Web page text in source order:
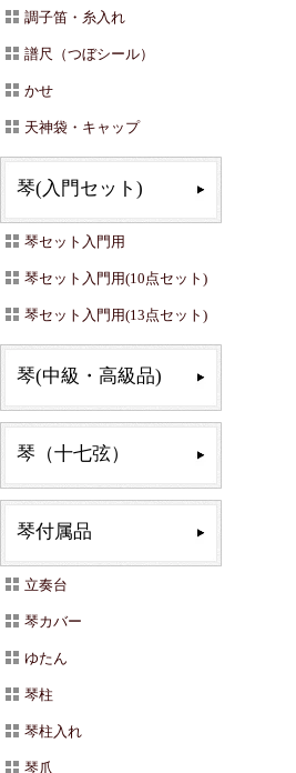
調子笛・糸入れ
譜尺（つぼシール）
かせ
天神袋・キャップ
琴(入門セット)
琴セット入門用
琴セット入門用(10点セット)
琴セット入門用(13点セット)
琴(中級・高級品)
琴（十七弦）
琴付属品
立奏台
琴カバー
ゆたん
琴柱
琴柱入れ
琴爪